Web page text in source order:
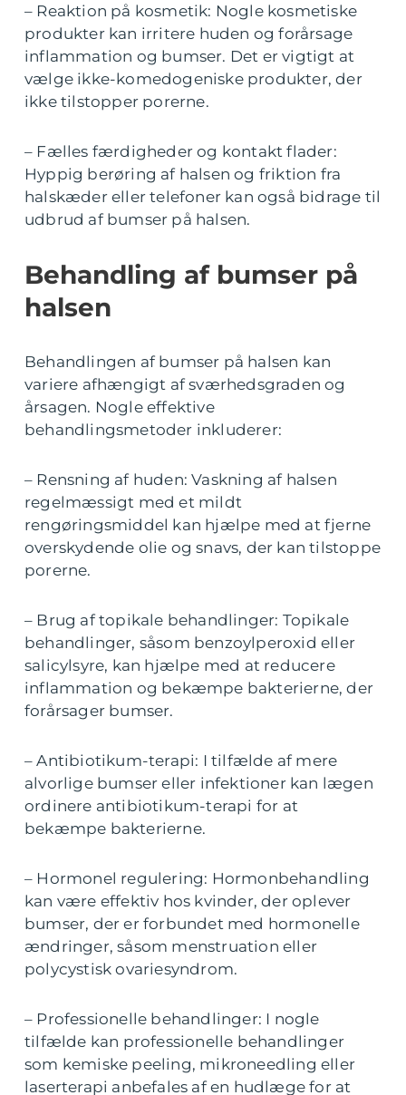
– Reaktion på kosmetik: Nogle kosmetiske
produkter kan irritere huden og forårsage
inflammation og bumser. Det er vigtigt at
vælge ikke-komedogeniske produkter, der
ikke tilstopper porerne.
– Fælles færdigheder og kontakt flader:
Hyppig berøring af halsen og friktion fra
halskæder eller telefoner kan også bidrage til
udbrud af bumser på halsen.
Behandling af bumser på
halsen
Behandlingen af bumser på halsen kan
variere afhængigt af sværhedsgraden og
årsagen. Nogle effektive
behandlingsmetoder inkluderer:
– Rensning af huden: Vaskning af halsen
regelmæssigt med et mildt
rengøringsmiddel kan hjælpe med at fjerne
overskydende olie og snavs, der kan tilstoppe
porerne.
– Brug af topikale behandlinger: Topikale
behandlinger, såsom benzoylperoxid eller
salicylsyre, kan hjælpe med at reducere
inflammation og bekæmpe bakterierne, der
forårsager bumser.
– Antibiotikum-terapi: I tilfælde af mere
alvorlige bumser eller infektioner kan lægen
ordinere antibiotikum-terapi for at
bekæmpe bakterierne.
– Hormonel regulering: Hormonbehandling
kan være effektiv hos kvinder, der oplever
bumser, der er forbundet med hormonelle
ændringer, såsom menstruation eller
polycystisk ovariesyndrom.
– Professionelle behandlinger: I nogle
tilfælde kan professionelle behandlinger
som kemiske peeling, mikroneedling eller
laserterapi anbefales af en hudlæge for at